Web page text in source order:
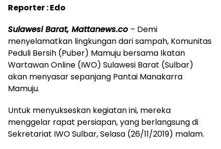
Reporter : Edo
Sulawesi Barat, Mattanews.co – Demi
menyelamatkan lingkungan dari sampah, Komunitas
Peduli Bersih (Puber) Mamuju bersama Ikatan
Wartawan Online (IWO) Sulawesi Barat (Sulbar)
akan menyasar sepanjang Pantai Manakarra
Mamuju.
Untuk menyukseskan kegiatan ini, mereka
menggelar rapat persiapan, yang berlangsung di
Sekretariat IWO Sulbar, Selasa (26/11/2019) malam.